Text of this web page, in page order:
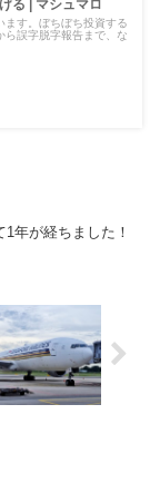
る | マシュマロ
ます。ぼちぼち投資する
ら誤字脱字報告まで、な
1年が経ちました！